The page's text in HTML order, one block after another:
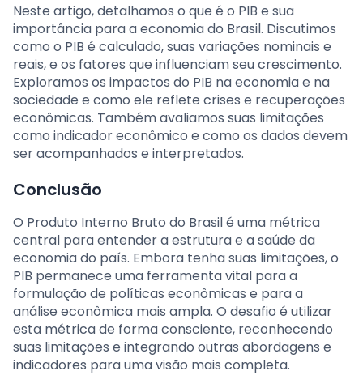
Neste artigo, detalhamos o que é o PIB e sua
importância para a economia do Brasil. Discutimos
como o PIB é calculado, suas variações nominais e
reais, e os fatores que influenciam seu crescimento.
Exploramos os impactos do PIB na economia e na
sociedade e como ele reflete crises e recuperações
econômicas. Também avaliamos suas limitações
como indicador econômico e como os dados devem
ser acompanhados e interpretados.
Conclusão
O Produto Interno Bruto do Brasil é uma métrica
central para entender a estrutura e a saúde da
economia do país. Embora tenha suas limitações, o
PIB permanece uma ferramenta vital para a
formulação de políticas econômicas e para a
análise econômica mais ampla. O desafio é utilizar
esta métrica de forma consciente, reconhecendo
suas limitações e integrando outras abordagens e
indicadores para uma visão mais completa.